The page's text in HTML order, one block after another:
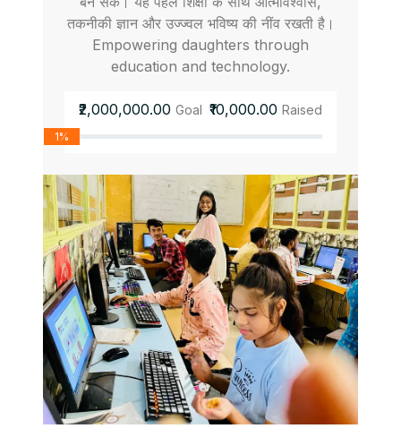
तकनीकी ज्ञान और उज्ज्वल भविष्य की नींव रखती है।
Empowering daughters through
education and technology.
₹2,000,000.00 Goal ₹10,000.00 Raised
1%